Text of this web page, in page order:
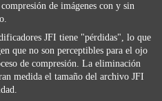
de imágenes con y sin
JFI tiene "pérdidas", lo que
que no son perceptibles para el ojo
de compresión. La eliminación
medida el tamaño del archivo JFI